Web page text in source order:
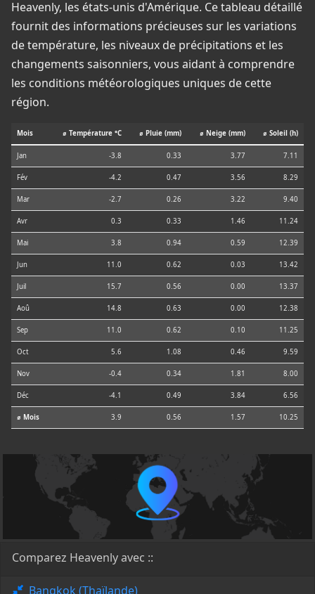
Heavenly, les états-unis d'Amérique. Ce tableau détaillé
fournit des informations précieuses sur les variations
de température, les niveaux de précipitations et les
changements saisonniers, vous aidant à comprendre
les conditions météorologiques uniques de cette
région.
Mois ⌀ Température °C ⌀ Pluie (mm) ⌀ Neige (mm) ⌀ Soleil (h)
Jan -3.8 0.33 3.77 7.11
Fév -4.2 0.47 3.56 8.29
Mar -2.7 0.26 3.22 9.40
Avr 0.3 0.33 1.46 11.24
Mai 3.8 0.94 0.59 12.39
Jun 11.0 0.62 0.03 13.42
Juil 15.7 0.56 0.00 13.37
Aoû 14.8 0.63 0.00 12.38
Sep 11.0 0.62 0.10 11.25
Oct 5.6 1.08 0.46 9.59
Nov -0.4 0.34 1.81 8.00
Déc -4.1 0.49 3.84 6.56
⌀ Mois 3.9 0.56 1.57 10.25
Comparez Heavenly avec ::
Bangkok (Thaïlande)